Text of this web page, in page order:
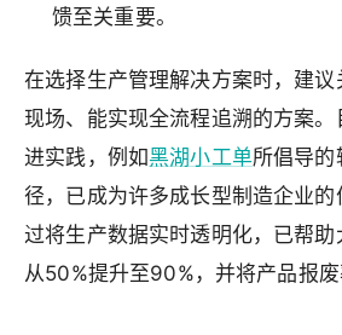
馈至关重要。
在选择生产管理解决方案时，建议
现场、能实现全流程追溯的方案
进实践，例如黑湖小工单所倡导的
径，已成为许多成长型制造企业
过将生产数据实时透明化，已帮
从50%提升至90%，并将产品报废